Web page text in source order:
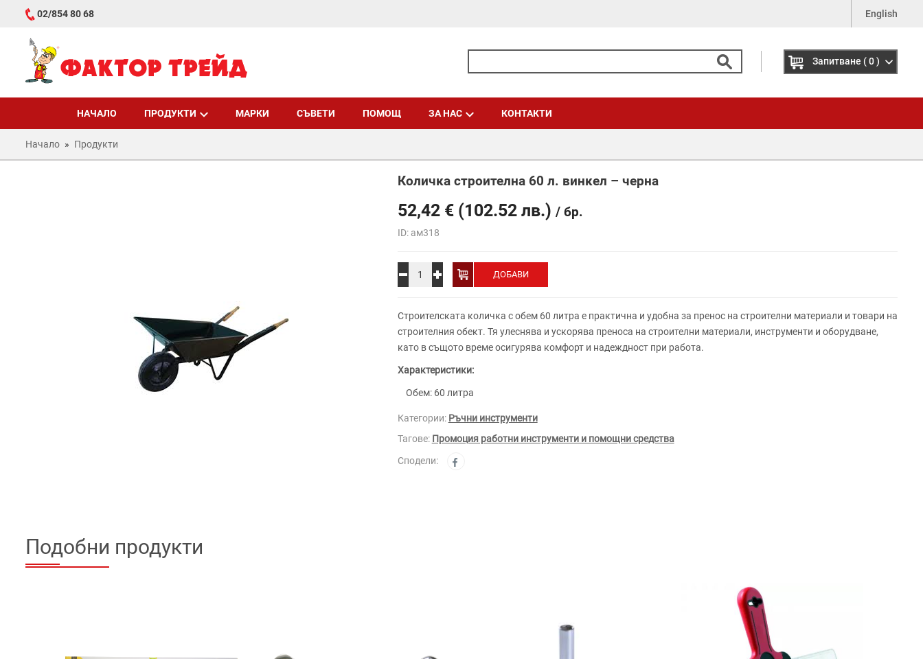
02/854 80 68 English
Запитване ( 0 )
НАЧАЛО ПРОДУКТИ МАРКИ СЪВЕТИ ПОМОЩ ЗА НАС КОНТАКТИ
Начало Продукти
Количка строителна 60 л. винкел – черна
52,42 €(102.52 лв.) / бр.
ID: ам318
ДОБАВИ
Alternative:
Строителската количка с обем 60 литра е практична и удобна за пренос на строителни материали и товари на
строителния обект. Тя улеснява и ускорява преноса на строителни материали, инструменти и оборудване,
като в същото време осигурява комфорт и надеждност при работа.
Характеристики:
Обем: 60 литра
Категории: Ръчни инструменти
Тагове: Промоция работни инструменти и помощни средства
Сподели:
Подобни продукти